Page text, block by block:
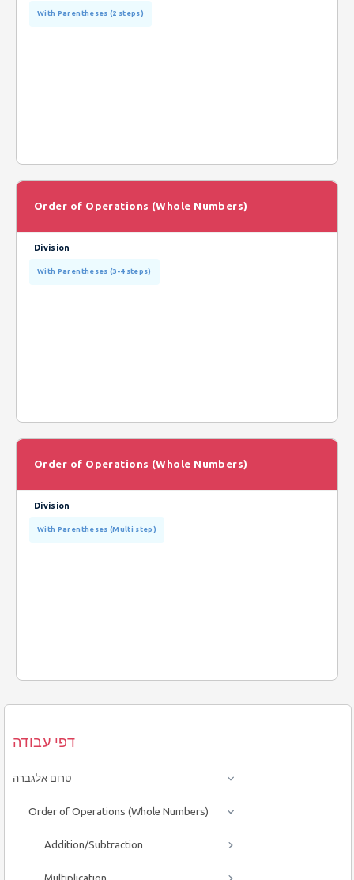
דפי עבודה
טרום אלגברה
Order of Operations (Whole Numbers)
Addition/Subtraction
With Parentheses (2 steps)
Order of Operations (Whole Numbers)
Division
With Parentheses (3-4 steps)
Order of Operations (Whole Numbers)
Division
With Parentheses (Multi step)